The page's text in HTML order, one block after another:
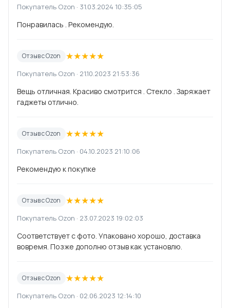
Покупатель Ozon · 31.03.2024 10:35:05
Понравилась . Рекомендую.
Отзыв с Ozon ★★★★★
Покупатель Ozon · 21.10.2023 21:53:36
Вещь отличная. Красиво смотрится . Стекло . Заряжает
гаджеты отлично.
Отзыв с Ozon ★★★★★
Покупатель Ozon · 04.10.2023 21:10:06
Рекомендую к покупке
Отзыв с Ozon ★★★★★
Покупатель Ozon · 23.07.2023 19:02:03
Соответствует с фото. Упаковано хорошо, доставка
вовремя. Позже дополню отзыв как установлю.
Отзыв с Ozon ★★★★★
Покупатель Ozon · 02.06.2023 12:14:10